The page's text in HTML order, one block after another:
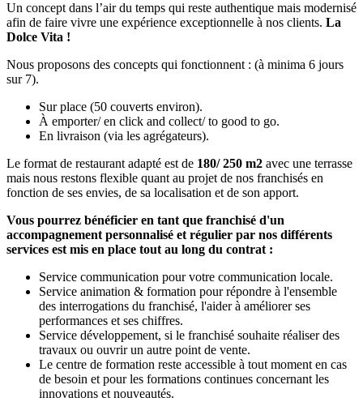
Un concept dans l’air du temps qui reste authentique mais modernisé
afin de faire vivre une expérience exceptionnelle à nos clients. La
Dolce Vita !
Nous proposons des concepts qui fonctionnent : (à minima 6 jours
sur 7).
Sur place (50 couverts environ).
À emporter/ en click and collect/ to good to go.
En livraison (via les agrégateurs).
Le format de restaurant adapté est de 180/ 250 m2 avec une terrasse
mais nous restons flexible quant au projet de nos franchisés en
fonction de ses envies, de sa localisation et de son apport.
Vous pourrez bénéficier en tant que franchisé d'un
accompagnement personnalisé et régulier par nos différents
services est mis en place tout au long du contrat :
Service communication pour votre communication locale.
Service animation & formation pour répondre à l'ensemble
des interrogations du franchisé, l'aider à améliorer ses
performances et ses chiffres.
Service développement, si le franchisé souhaite réaliser des
travaux ou ouvrir un autre point de vente.
Le centre de formation reste accessible à tout moment en cas
de besoin et pour les formations continues concernant les
innovations et nouveautés.